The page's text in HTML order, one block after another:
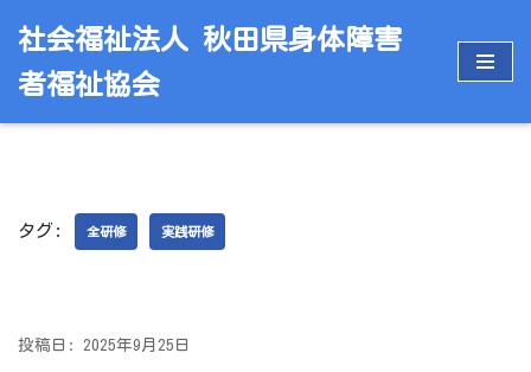
ン
テ
ス
社会福祉法人 秋田県身体障害
者福祉協会
タグ: 全研修 実践研修
投稿日: 2025年9月25日